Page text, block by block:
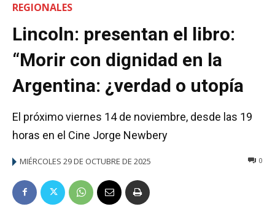
REGIONALES
Lincoln: presentan el libro:
“Morir con dignidad en la
Argentina: ¿verdad o utopía
El próximo viernes 14 de noviembre, desde las 19
horas en el Cine Jorge Newbery
MIÉRCOLES 29 DE OCTUBRE DE 2025 0